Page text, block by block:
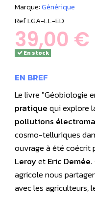
Marque:Générique
RefLGA-LL-ED
39,00 €
En stock
EN BREF
Le livre "Géobiologie
pratiquequi explore
pollutions
cosmo-telluriques
ouvrage à été coécrit
LeroyetEric Demée.
agricole nous
avec les agriculteurs,